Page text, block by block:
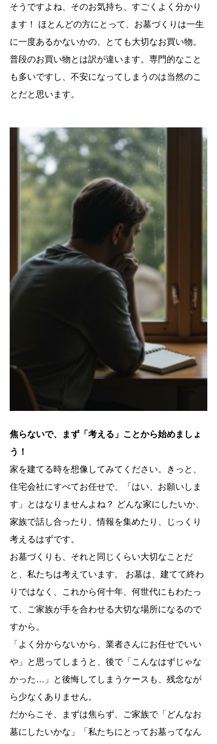
そうですよね、そのお気持ち、すごくよく分かり
ます！ ほとんどの方にとって、お墓づくりは一生
に一度あるかないかの、とても大切なお買い物。
普段のお買い物とは訳が違います。専門的なこと
も多いですし、不安になってしまうのは当然のこ
とだと思います。
焦らないで、まず「考える」ことから始めましょ
う！
家を建てる時を想像してみてください。きっと、
住宅会社にすべてお任せで、「はい、お願いしま
す」とはなりませんよね？ どんな家にしたいか、
家族で話し合ったり、情報を集めたり、じっくり
考えるはずです。
お墓づくりも、それと同じくらい大切なことだ
と、私たちは考えています。 お墓は、建てて終わ
りではなく、これから何十年、何世代にもわたっ
て、ご家族が手を合わせる大切な場所になるので
すから。
「よく分からないから、業者さんにお任せでいい
や」と思ってしまうと、後で「こんなはずじゃな
かった…」と後悔してしまうケースも、残念なが
ら少なくありません。
だからこそ、まずは焦らず、ご家族で「どんなお
墓にしたいかな」「私たちにとってお墓ってなん